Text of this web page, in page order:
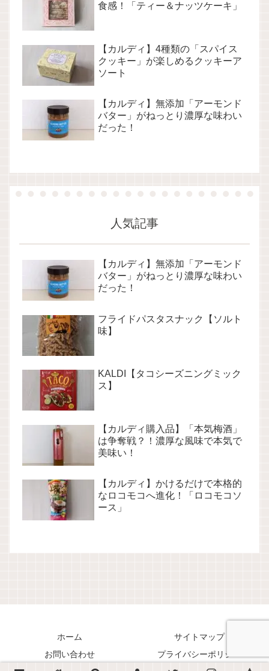
食感！「ティー＆ナッツケーキ」
【カルディ】4種類の「スパイス
クッキー」が楽しめるクッキーア
ソート
【カルディ】無添加「アーモンド
バター」がねっとり濃厚な味わい
だった！
人気記事
【カルディ】無添加「アーモンド
バター」がねっとり濃厚な味わい
だった！
フライドパスタスナック【ソルト
味】
KALDI【タコシーズニングミック
ス】
【カルディ購入品】「本気梅酒」
は争奪戦？！濃厚な風味で本気で
美味い！
【カルディ】かけるだけで本格的
なロコモコへ進化！「ロコモコソ
ース」
ホーム
サイトマップ
お問い合わせ
プライバシーポリシー